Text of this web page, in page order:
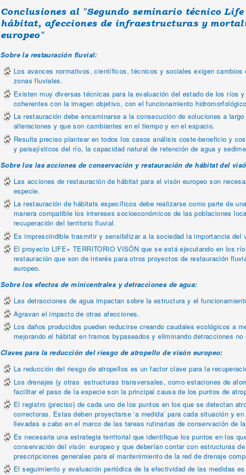
Conclusiones al "Segundo seminario técnico
hábitat, afecciones de infraestructuras y
europeo"
Sobre la restauración fluvial:
Los avances normativos, científicos, técnicos y sociales exigen
zonas fluviales.
Existen muy diversas técnicas para la evaluación del estado de los ríos
coherentes con la imagen objetivo, con el funcionamiento
La restauración debe encaminarse a la consecución de soluciones a
alteraciones y que son cambiantes en el tiempo y en el espacio.
Resulta preciso plantear en todos los casos análisis coste-beneficio y
y paisajísticos del río, la capacidad natural de retención de agua y
Sobre los las acciones de conservación y restauración de hábitat del
Las acciones de restauración de hábitat para el visón europeo son
especie.
La restauración de hábitats específicos debe realizarse como parte de
manera compatible los intereses socioeconómicos de las poblaciones
recuperación del territorio fluvial.
Es imprescindible trasmitir y sensibilizar a la sociedad la importancia del
El proyecto LIFE+ TERRITORIO VISÓN que se está ejecutando en los
restauración que son de interés para otros proyectos de restauración
europeo.
Sobre los efectos de minicentrales y detracciones de agua:
Las detracciones de agua impactan sobre la estructura y el
Agravan el impacto de otras afecciones.
Los daños producidos pueden reducirse creando caudales ecológicos a
mejorando el hábitat en tramos bypaseados y eliminando detracciones no
Claves para la reducción del riesgo de atropello de visón europeo:
La reducción del riesgo de atropellos es un factor clave para la
Los drenajes (y otras estructuras transversales, como estaciones de
facilitar el paso de la especie son la principal causa de los puntos de
El registro (preciso) de cada uno de los puntos en los que se detectan
correctoras. Estas deben proyectarse ‘a medida’ para cada situación y
llevadas a cabo en el marco de las tareas rutinarias de conservación de
Es necesaria una estrategia territorial que identifique los puntos en los
conservación del visón europeo y que deberían contar con estructuras
prescripciones generales para el mantenimiento de la red de drenaje
El seguimiento y evaluación periódica de la efectividad de las medidas